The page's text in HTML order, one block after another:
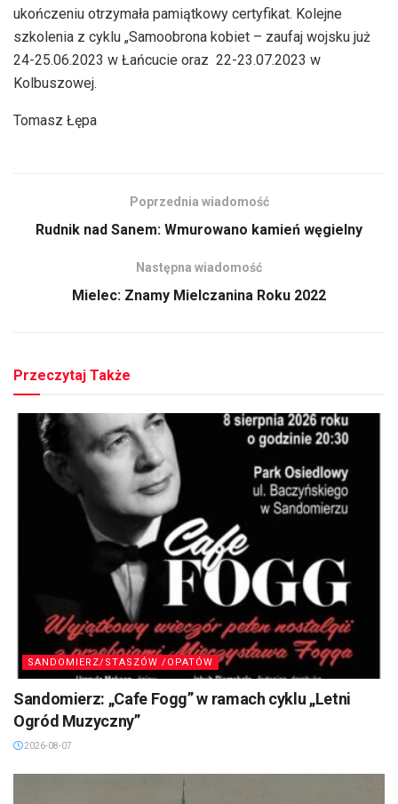
ukończeniu otrzymała pamiątkowy certyfikat. Kolejne
szkolenia z cyklu „Samoobrona kobiet – zaufaj wojsku już
24-25.06.2023 w Łańcucie oraz 22-23.07.2023 w
Kolbuszowej.
Tomasz Łępa
Poprzednia wiadomość
Rudnik nad Sanem: Wmurowano kamień węgielny
Następna wiadomość
Mielec: Znamy Mielczanina Roku 2022
Przeczytaj Także
SANDOMIERZ/STASZÓW /OPATÓW
Sandomierz: „Cafe Fogg” w ramach cyklu „Letni
Ogród Muzyczny”
2026-08-07